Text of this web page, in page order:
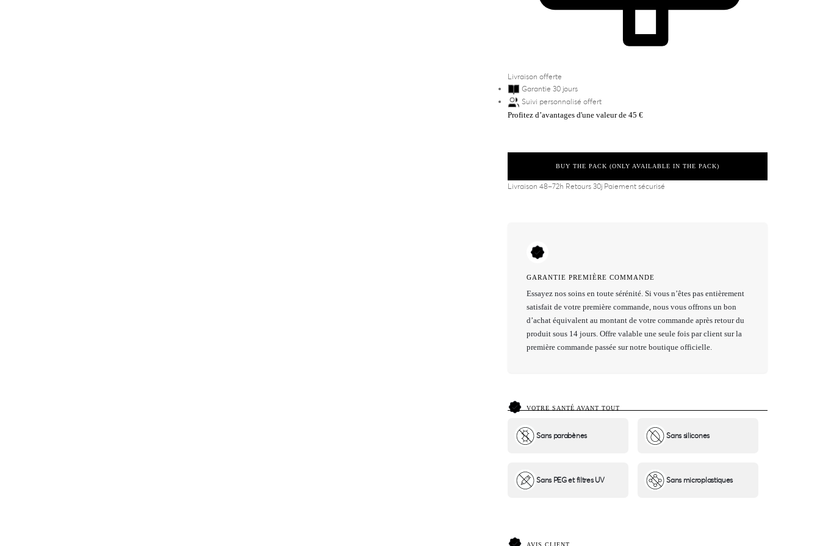
Livraison offerte
Garantie 30 jours
Suivi personnalisé offert
Profitez d’avantages d'une valeur de 45 €
BUY THE PACK (ONLY AVAILABLE IN THE PACK)
Livraison 48–72h Retours 30j Paiement sécurisé
GARANTIE PREMIÈRE COMMANDE
Essayez nos soins en toute sérénité. Si vous n’êtes pas entièrement
satisfait de votre première commande, nous vous offrons un bon
d’achat équivalent au montant de votre commande après retour du
produit sous 14 jours. Offre valable une seule fois par client sur la
première commande passée sur notre boutique officielle.
VOTRE SANTÉ AVANT TOUT
Sans parabènes Sans silicones
Sans PEG et filtres UV Sans microplastiques